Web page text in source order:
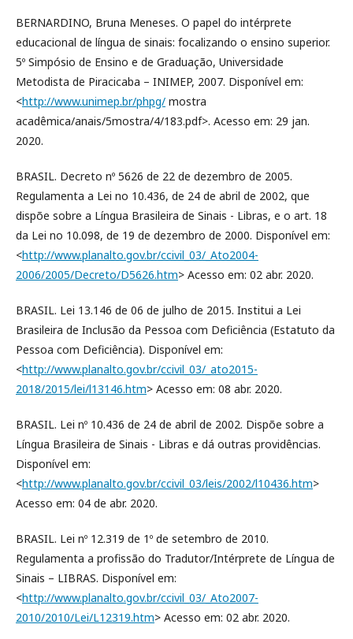
BERNARDINO, Bruna Meneses. O papel do intérprete
educacional de língua de sinais: focalizando o ensino superior.
5º Simpósio de Ensino e de Graduação, Universidade
Metodista de Piracicaba – INIMEP, 2007. Disponível em:
<http://www.unimep.br/phpg/ mostra
acadêmica/anais/5mostra/4/183.pdf>. Acesso em: 29 jan.
2020.
BRASIL. Decreto nº 5626 de 22 de dezembro de 2005.
Regulamenta a Lei no 10.436, de 24 de abril de 2002, que
dispõe sobre a Língua Brasileira de Sinais - Libras, e o art. 18
da Lei no 10.098, de 19 de dezembro de 2000. Disponível em:
<http://www.planalto.gov.br/ccivil_03/_Ato2004-
2006/2005/Decreto/D5626.htm> Acesso em: 02 abr. 2020.
BRASIL. Lei 13.146 de 06 de julho de 2015. Institui a Lei
Brasileira de Inclusão da Pessoa com Deficiência (Estatuto da
Pessoa com Deficiência). Disponível em:
<http://www.planalto.gov.br/ccivil_03/_ato2015-
2018/2015/lei/l13146.htm> Acesso em: 08 abr. 2020.
BRASIL. Lei nº 10.436 de 24 de abril de 2002. Dispõe sobre a
Língua Brasileira de Sinais - Libras e dá outras providências.
Disponível em:
<http://www.planalto.gov.br/ccivil_03/leis/2002/l10436.htm>
Acesso em: 04 de abr. 2020.
BRASIL. Lei nº 12.319 de 1º de setembro de 2010.
Regulamenta a profissão do Tradutor/Intérprete de Língua de
Sinais – LIBRAS. Disponível em:
<http://www.planalto.gov.br/ccivil_03/_Ato2007-
2010/2010/Lei/L12319.htm> Acesso em: 02 abr. 2020.